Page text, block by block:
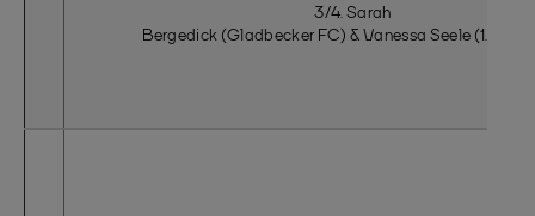
3/4. Sarah
Bergedick (Gladbecker FC) & Vanessa Seele (1.BC